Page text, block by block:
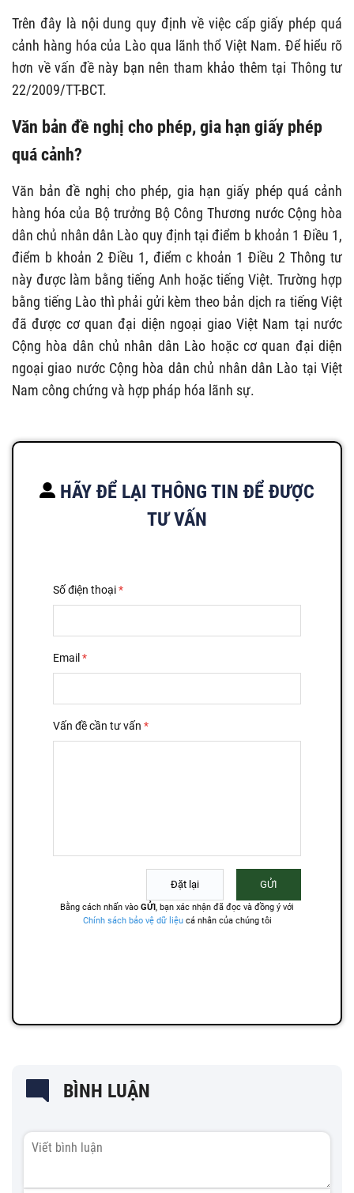
Trên đây là nội dung quy định về việc cấp giấy phép quá
cảnh hàng hóa của Lào qua lãnh thổ Việt Nam. Để hiểu rõ
hơn về vấn đề này bạn nên tham khảo thêm tại Thông tư
22/2009/TT-BCT.
Văn bản đề nghị cho phép, gia hạn giấy phép
quá cảnh?
Văn bản đề nghị cho phép, gia hạn giấy phép quá cảnh
hàng hóa của Bộ trưởng Bộ Công Thương nước Cộng hòa
dân chủ nhân dân Lào quy định tại điểm b khoản 1 Điều 1,
điểm b khoản 2 Điều 1, điểm c khoản 1 Điều 2 Thông tư
này được làm bằng tiếng Anh hoặc tiếng Việt. Trường hợp
bằng tiếng Lào thì phải gửi kèm theo bản dịch ra tiếng Việt
đã được cơ quan đại diện ngoại giao Việt Nam tại nước
Cộng hòa dân chủ nhân dân Lào hoặc cơ quan đại diện
ngoại giao nước Cộng hòa dân chủ nhân dân Lào tại Việt
Nam công chứng và hợp pháp hóa lãnh sự.
HÃY ĐỂ LẠI THÔNG TIN ĐỂ ĐƯỢC
TƯ VẤN
BÌNH LUẬN